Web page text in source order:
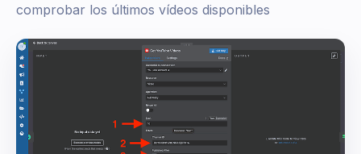
comprobar los últimos vídeos disponibles